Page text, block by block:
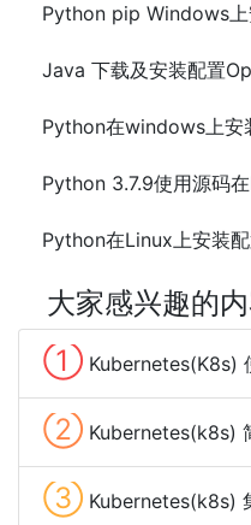
Java 下载及安装配置
Python在Linux上安装
大家感兴趣的
① Kubernetes(K8s) 使用
② Kubernetes(k8s)
③ Kubernetes(k8s)